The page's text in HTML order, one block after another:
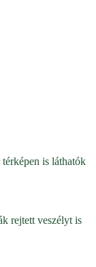
is láthatók
rejtett veszélyt is